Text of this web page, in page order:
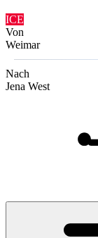
ICE
Von
Weimar
Nach
Jena West